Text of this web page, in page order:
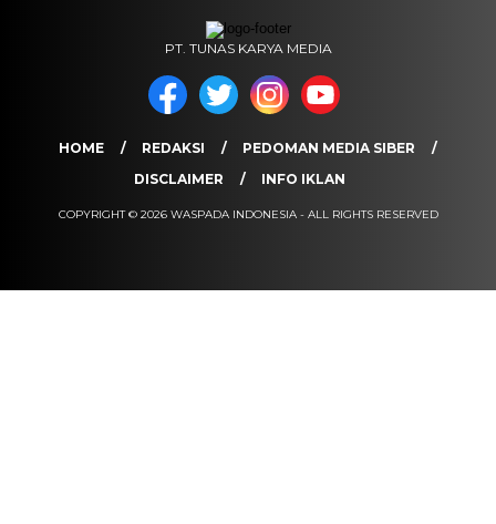
PT. TUNAS KARYA MEDIA
HOME REDAKSI
PEDOMAN MEDIA SIBER
DISCLAIMER
INFO IKLAN
COPYRIGHT © 2026 WASPADA INDONESIA - ALL RIGHTS RESERVED